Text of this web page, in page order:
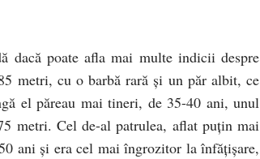
dacă poate afla mai multe indicii despre
metri, cu o barbă rară şi un păr albit, ce
el păreau mai tineri, de 35-40 ani, unul
metri. Cel de-al patrulea, aflat puţin mai
ani şi era cel mai îngrozitor la înfăţişare,